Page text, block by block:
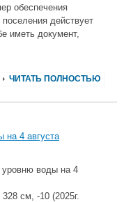
обеспечения
действует
иметь документ,
ЧИТАТЬ ПОЛНОСТЬЮ
на 4 августа
воды на 4
см, -10 (2025г.